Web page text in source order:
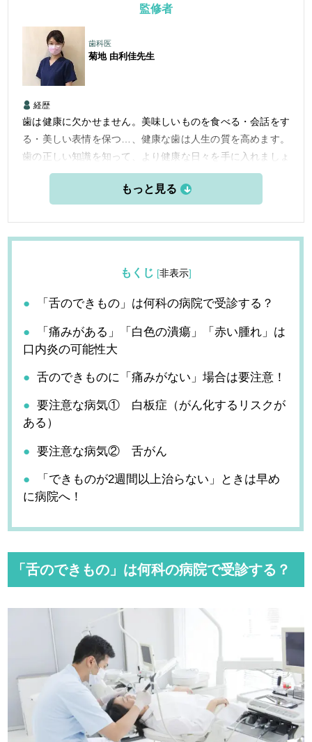
監修者
歯科医
菊地 由利佳先生
経歴
歯は健康に欠かせません。美味しいものを食べる・会話をす
る・美しい表情を保つ…、健康な歯は人生の質を高めます。
歯の正しい知識を知って、より健康な日々を手に入れましょ
もくじ [非表示]
「舌のできもの」は何科の病院で受診する？
「痛みがある」「白色の潰瘍」「赤い腫れ」は
口内炎の可能性大
舌のできものに「痛みがない」場合は要注意！
要注意な病気① 白板症（がん化するリスクが
ある）
要注意な病気② 舌がん
「できものが2週間以上治らない」ときは早め
に病院へ！
「舌のできもの」は何科の病院で受診する？